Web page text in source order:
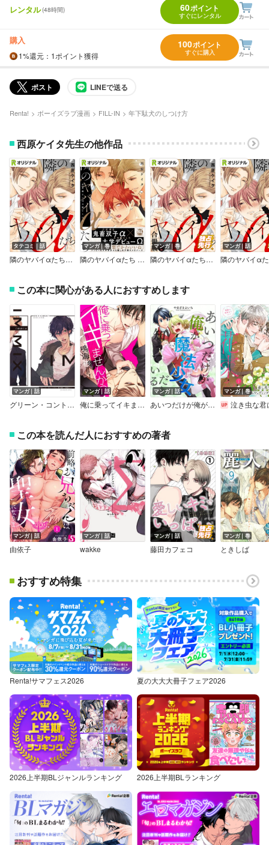
レンタル(48時間) 60ポイント
すぐにレンタル
購入
1%還元 ：1ポイント獲得
100ポイント
すぐに購入
ポスト LINEで送る
Renta! ボーイズラブ漫画 FILL-IN 年下駄犬のしつけ方
西原ケイタ先生の他作品
タテコミ｜話
隣のヤバイαたち～出来損ないΩは堕とされる～
マンガ｜巻
隣のヤバイαたち 出来損ないΩは堕とされる【単行本版】
マンガ｜巻
隣のヤバイαたち～出来損ないΩは堕とされる～ 合冊版
マンガ｜話
この本に関心がある人におすすめします
マンガ｜話
グリーン・コントラスト 番外編 immix
マンガ｜話
俺に乗ってイキませんか？
マンガ｜話
あいつだけが俺が魔法少女だと知っている
マンガ｜巻
泣き虫な君に花
この本を読んだ人におすすめの著者
マンガ｜話
由依子
マンガ｜話
wakke
マンガ｜話
藤田カフェコ
マンガ｜巻
ときしば
おすすめ特集
Renta!サマフェス2026 夏の大大大冊子フェア2026
2026上半期BLジャンルランキング 2026上半期BLランキング